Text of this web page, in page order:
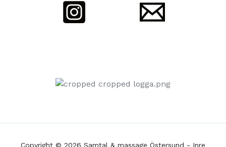
Copyright © 2026 Samtal & massage Östersund - Inre